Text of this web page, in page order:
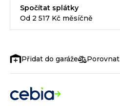
Spočítat splátky
Od 2 517 Kč měsíčně
Porovnat